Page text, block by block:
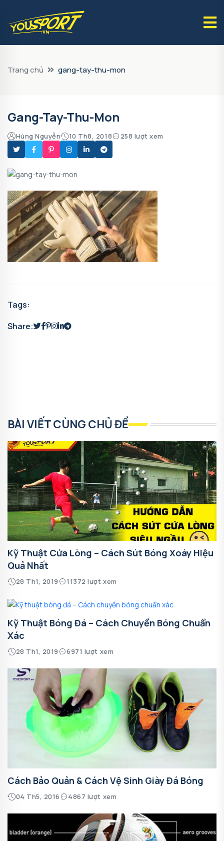
Trang chủ gang-tay-thu-mon
Gang-Tay-Thu-Mon
Hùng Nguyễn 10 Th8, 2018 258 lượt xem
Tags:
Share:
BÀI VIẾT CÙNG CHỦ ĐỀ
Kỹ Thuật Cứa Lòng – Cách Sút Bóng Xoáy Hiệu
Quả Nhất
28 Th1, 2019 11372 lượt xem
Kỹ Thuật Bóng Đá – Cách Chuyền Bóng Chuẩn
Xác
28 Th1, 2019 6971 lượt xem
Cách Bảo Quản & Cách Vệ Sinh Giày Đá Bóng
04 Th5, 2016 4867 lượt xem